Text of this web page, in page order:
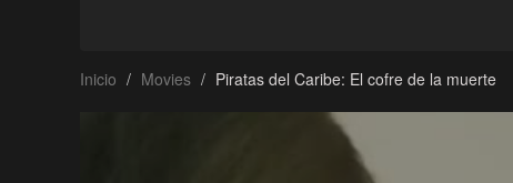
Inicio Movies Piratas del Caribe: El cofre de la muerte